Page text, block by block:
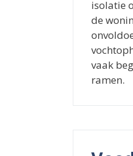
isolatie
de
vaak
ramen.